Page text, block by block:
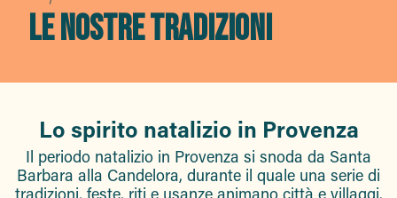
LE NOSTRE TRADIZIONI
Lo spirito natalizio in Provenza
Il periodo natalizio in Provenza si snoda da Santa
Barbara alla Candelora, durante il quale una serie di
tradizioni, feste, riti e usanze animano città e villaggi.